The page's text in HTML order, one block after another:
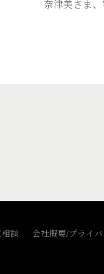
奈津美さま、
談 会社概要/プライ